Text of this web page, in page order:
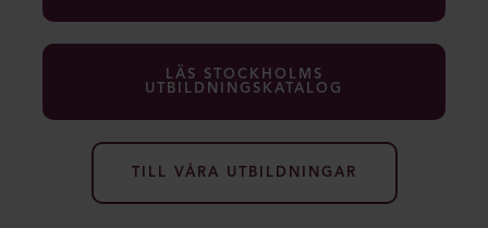
LÄS STOCKHOLMS
UTBILDNINGSKATALOG
TILL VÅRA UTBILDNINGAR